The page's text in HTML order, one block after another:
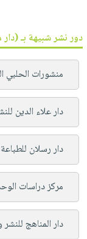
دور نشر شبيهة بـ (دار
منشورات الحلبي
دار علاء الدين
دار رسلان
مركز دراسات
دار المناهج للنشر